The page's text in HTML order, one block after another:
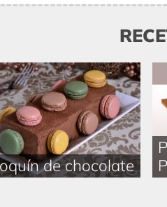
de chocolate